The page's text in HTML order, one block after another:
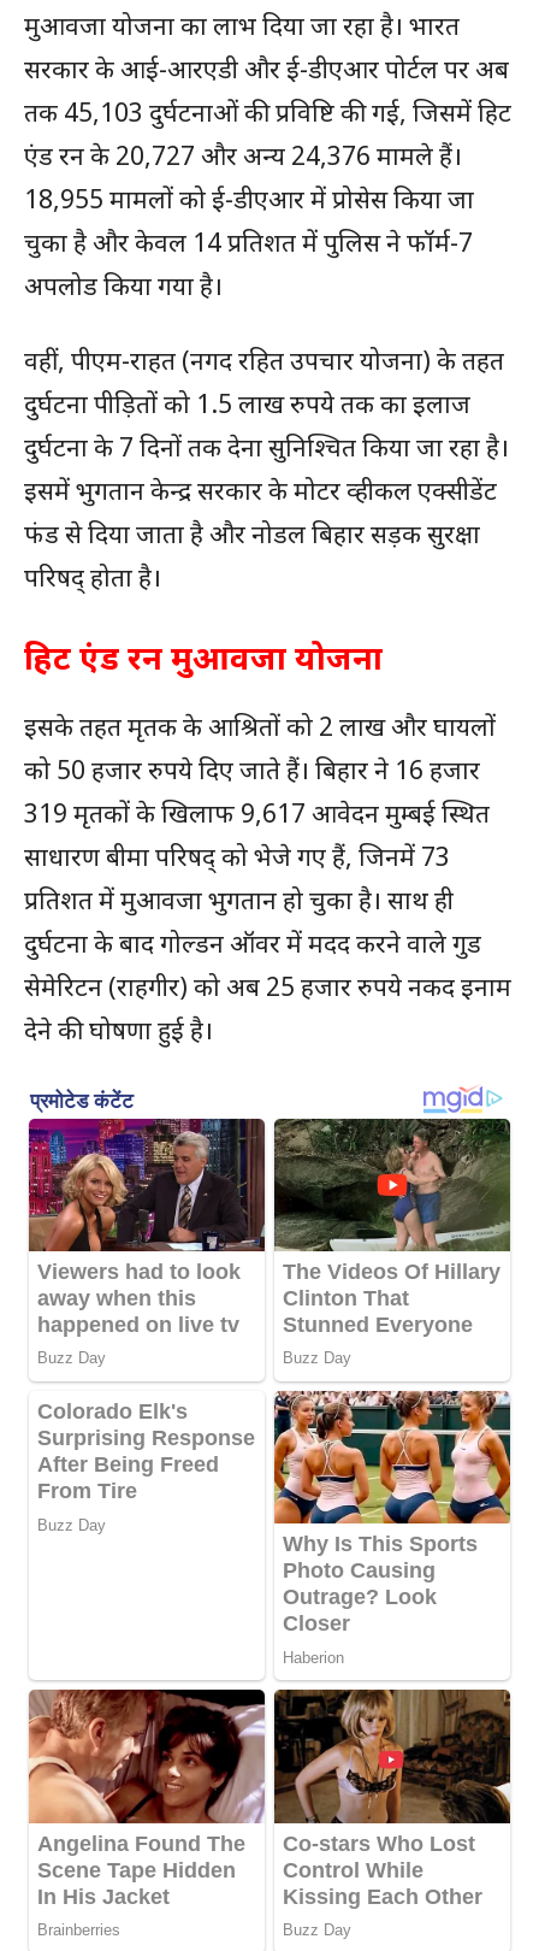
मुआवजा योजना का लाभ दिया जा रहा है। भारत
सरकार के आई-आरएडी और ई-डीएआर पोर्टल पर अब
तक 45,103 दुर्घटनाओं की प्रविष्टि की गई, जिसमें हिट
एंड रन के 20,727 और अन्य 24,376 मामले हैं।
18,955 मामलों को ई-डीएआर में प्रोसेस किया जा
चुका है और केवल 14 प्रतिशत में पुलिस ने फॉर्म-7
अपलोड किया गया है।
वहीं, पीएम-राहत (नगद रहित उपचार योजना) के तहत
दुर्घटना पीड़ितों को 1.5 लाख रुपये तक का इलाज
दुर्घटना के 7 दिनों तक देना सुनिश्चित किया जा रहा है।
इसमें भुगतान केन्द्र सरकार के मोटर व्हीकल एक्सीडेंट
फंड से दिया जाता है और नोडल बिहार सड़क सुरक्षा
परिषद् होता है।
हिट एंड रन मुआवजा योजना
इसके तहत मृतक के आश्रितों को 2 लाख और घायलों
को 50 हजार रुपये दिए जाते हैं। बिहार ने 16 हजार
319 मृतकों के खिलाफ 9,617 आवेदन मुम्बई स्थित
साधारण बीमा परिषद् को भेजे गए हैं, जिनमें 73
प्रतिशत में मुआवजा भुगतान हो चुका है। साथ ही
दुर्घटना के बाद गोल्डन ऑवर में मदद करने वाले गुड
सेमेरिटन (राहगीर) को अब 25 हजार रुपये नकद इनाम
देने की घोषणा हुई है।